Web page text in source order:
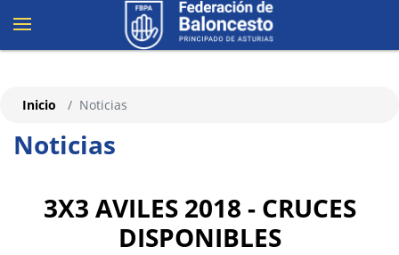
Noticias
Inicio Noticias
3X3 AVILES 2018 - CRUCES
DISPONIBLES